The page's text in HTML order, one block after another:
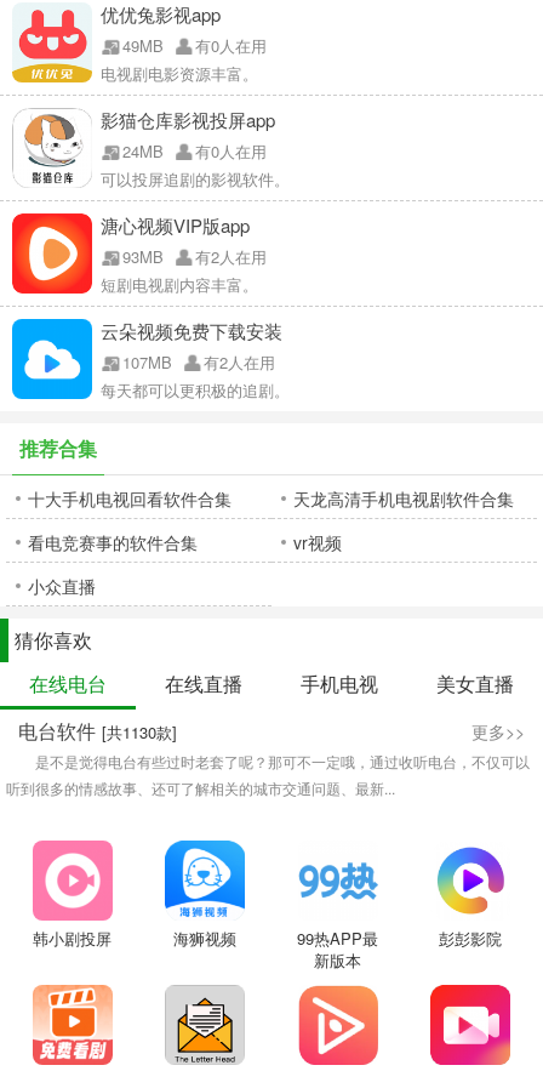
优优兔影视app
49MB
有0人在用
电视剧电影资源丰富。
影猫仓库影视投屏app
24MB
有0人在用
可以投屏追剧的影视软件。
溏心视频VIP版app
93MB
有2人在用
短剧电视剧内容丰富。
云朵视频免费下载安装
107MB
有2人在用
每天都可以更积极的追剧。
推荐合集
十大手机电视回看软件合集
天龙高清手机电视剧软件合集
看电竞赛事的软件合集
vr视频
小众直播
猜你喜欢
在线电台
在线直播 手机电视
美女直播
电台软件 [共1130款] 更多>>
是不是觉得电台有些过时老套了呢？那可不一定哦，通过收听电台，不仅可以
听到很多的情感故事、还可了解相关的城市交通问题、最新...
韩小剧投屏 海狮视频
99热APP最
新版本
彭彭影院